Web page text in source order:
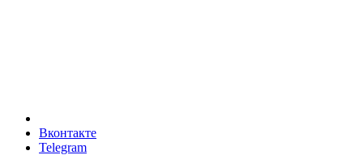
Вконтакте
Telegram